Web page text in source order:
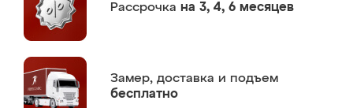
Рассрочка на 3, 4, 6 месяцев
Замер, доставка и подъем
бесплатно